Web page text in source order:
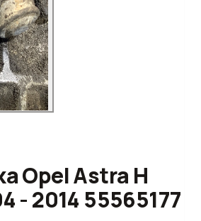
Opel Astra H
- 2014 55565177